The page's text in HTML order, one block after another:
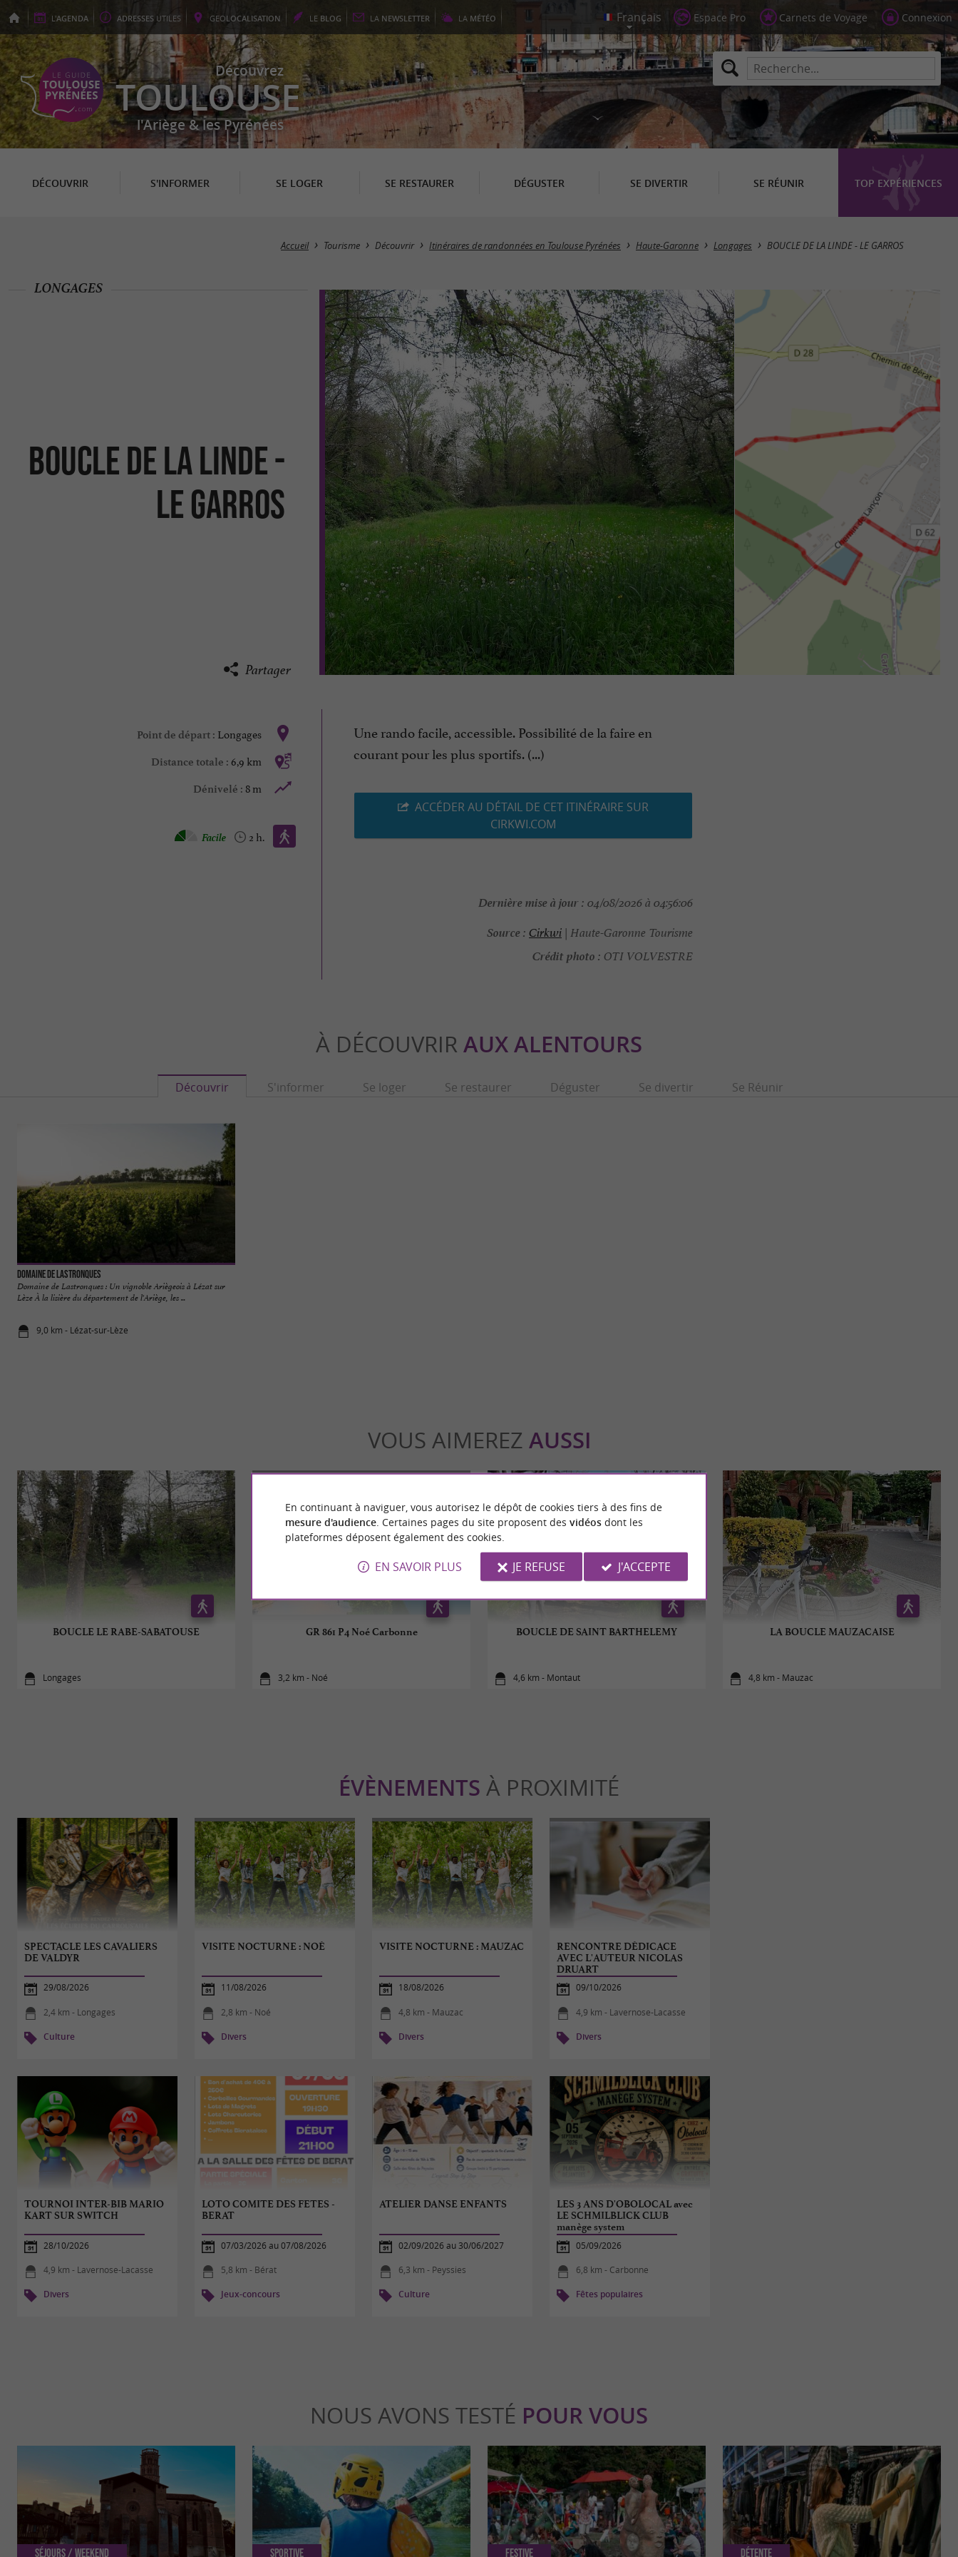
L'AGENDA ADRESSES UTILES GEOLOCALISATION LE BLOG LA NEWSLETTER LA MÉTÉO Espace Pro Carnets de Voyage Connexion
Découvrez
TOULOUSE
l'Ariège & les Pyrénées
DÉCOUVRIR S'INFORMER SE LOGER SE RESTAURER DÉGUSTER SE DIVERTIR SE RÉUNIR TOP EXPÉRIENCES
Accueil Tourisme Découvrir Itinéraires de randonnées en Toulouse Pyrénées Haute-Garonne Longages BOUCLE DE LA LINDE - LE GARROS
BOUCLE DE LA LINDE -
LE GARROS
LONGAGES
Partager
Point de départ : Longages
Distance totale : 6,9 km
Dénivelé : 8 m
Marche à pied :
2 h.
Facile
Une rando facile, accessible. Possibilité de la faire en
courant pour les plus sportifs. (...)
ACCÉDER AU DÉTAIL DE CET ITINÉRAIRE SUR
CIRKWI.COM
Dernière mise à jour : 04/08/2026 à 04:56:06
Source : Cirkwi| Haute-Garonne Tourisme
Crédit photo : OTI VOLVESTRE
À DÉCOUVRIR AUX ALENTOURS
Découvrir S'informer Se loger Se restaurer Déguster Se divertir Se Réunir
Domaine de Lastronques
Domaine de Lastronques : Un vignoble Ariègeois à Lézat sur
Lèze À la lisière du département de l'Ariège, les ...
9,0 km - Lézat-sur-Lèze
VOUS AIMEREZ AUSSI
BOUCLE LE RABE-SABATOUSE
Longages
GR 861 P4 Noé Carbonne
3,2 km - Noé
BOUCLE DE SAINT BARTHELEMY
4,6 km - Montaut
LA BOUCLE MAUZACAISE
4,8 km - Mauzac
ÉVÈNEMENTS À PROXIMITÉ
SPECTACLE LES CAVALIERS
DE VALDYR
29/08/2026
2,4 km - Longages
Culture
VISITE NOCTURNE : NOÉ
11/08/2026
2,8 km - Noé
Divers
VISITE NOCTURNE : MAUZAC
18/08/2026
4,8 km - Mauzac
Divers
RENCONTRE DÉDICACE
AVEC L'AUTEUR NICOLAS
DRUART
09/10/2026
4,9 km - Lavernose-Lacasse
Divers
TOURNOI INTER-BIB MARIO
KART SUR SWITCH
28/10/2026
4,9 km - Lavernose-Lacasse
Divers
LOTO COMITE DES FETES -
BERAT
07/03/2026 au 07/08/2026
5,8 km - Bérat
Jeux-concours
ATELIER DANSE ENFANTS
02/09/2026 au 30/06/2027
6,3 km - Peyssies
Culture
LES 3 ANS D'OBOLOCAL avec
LE SCHMILBLICK CLUB
manège system
05/09/2026
6,8 km - Carbonne
Fêtes populaires
NOUS AVONS TESTÉ POUR VOUS
Séjours / Weekend Sportive Festive Détente
En continuant à naviguer, vous autorisez le dépôt de cookies tiers à des fins de
mesure d'audience. Certaines pages du site proposent des vidéosdont les
plateformes déposent également des cookies.
EN SAVOIR PLUS JE REFUSE J'ACCEPTE